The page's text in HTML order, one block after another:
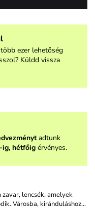
ezer lehetőség
Küldd vissza
adtunk
hétfőigérvényes.
lencsék, amelyek
Városba, kiránduláshoz…